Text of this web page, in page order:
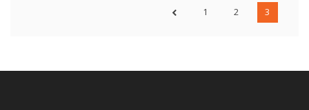
1 2 3